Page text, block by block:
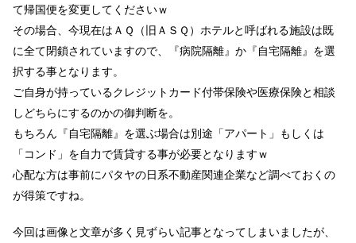
て帰国便を変更してくださいｗ
その場合、今現在はＡＱ（旧ＡＳＱ）ホテルと呼ばれる施設は既
に全て閉鎖されていますので、『病院隔離』か『自宅隔離』を選
択する事となります。
ご自身が持っているクレジットカード付帯保険や医療保険と相談
しどちらにするのかの御判断を。
もちろん『自宅隔離』を選ぶ場合は別途「アパート」もしくは
「コンド」を自力で賃貸する事が必要となりますｗ
心配な方は事前にパタヤの日系不動産関連企業など調べておくの
が得策ですね。
今回は画像と文章が多く見ずらい記事となってしまいましたが、